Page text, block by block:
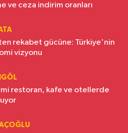
ve ceza indirim oranları
rekabet gücüne: Türkiye'nin
vizyonu
restoran, kafe ve otellerde